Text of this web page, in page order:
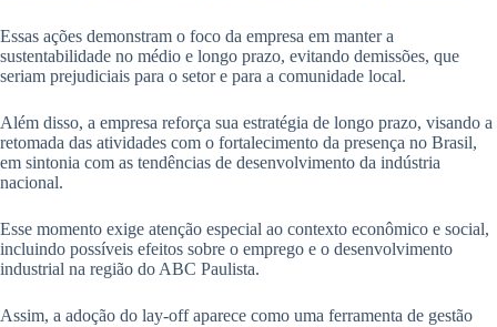
Essas ações demonstram o foco da empresa em manter a
sustentabilidade no médio e longo prazo, evitando demissões, que
seriam prejudiciais para o setor e para a comunidade local.
Além disso, a empresa reforça sua estratégia de longo prazo, visando a
retomada das atividades com o fortalecimento da presença no Brasil,
em sintonia com as tendências de desenvolvimento da indústria
nacional.
Esse momento exige atenção especial ao contexto econômico e social,
incluindo possíveis efeitos sobre o emprego e o desenvolvimento
industrial na região do ABC Paulista.
Assim, a adoção do lay-off aparece como uma ferramenta de gestão